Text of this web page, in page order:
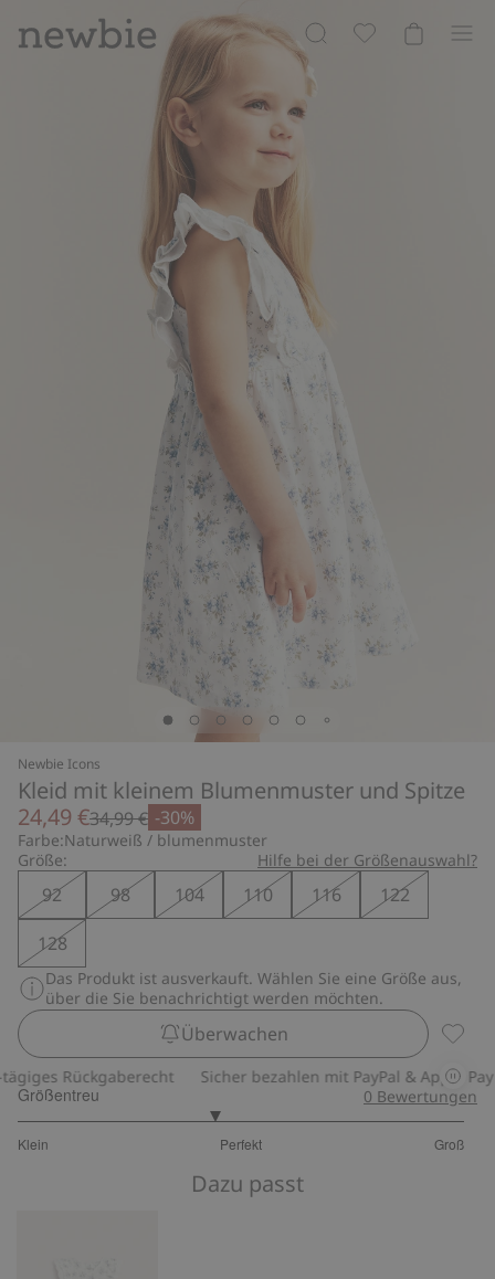
Newbie Icons
Kleid mit kleinem Blumenmuster und Spitze
24,49 €34,99 € -30%
Farbe:Naturweiß / blumenmuster
Größe:
Hilfe bei der Größenauswahl?
92 98 104 110 116
122
128
Das Produkt ist ausverkauft. Wählen Sie eine Größe aus,
über die Sie benachrichtigt werden möchten.
Überwachen
Rückgaberecht Sicher bezahlen mit PayPal & Apple Pay
Größentreu
Klein Perfekt Groß
von
0 Bewertungen
Dazu passt